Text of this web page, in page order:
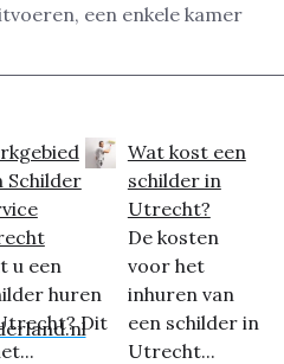
een enkele kamer
Schilder
u een
huren
Dit
Wat kost een
schilder in
Utrecht?
De kosten
voor het
inhuren van
een schilder in
Utrecht...